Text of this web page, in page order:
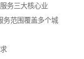
务三大核心业
务范围覆盖多个城